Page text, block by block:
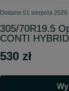
Dodane 01 sierpnia 2026
305/70R19.5
CONTI
530 zł